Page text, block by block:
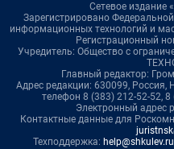
Сетевое
Зарегистрировано
информационных технологий и
Регистрационный
Учредитель: Общество с
Главный редактор:
Адрес редакции: 630099, Россия,
телефон 8 (383) 212-52-52,
Электронный адрес
Контактные данные для
Техподдержка: help@shkulev.ru